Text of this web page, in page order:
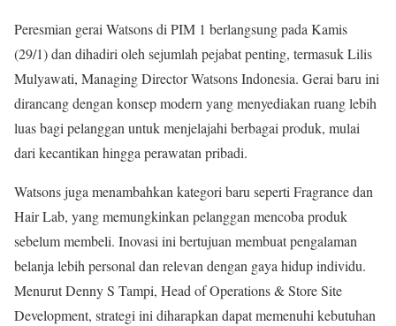
Peresmian gerai Watsons di PIM 1 berlangsung pada Kamis
(29/1) dan dihadiri oleh sejumlah pejabat penting, termasuk Lilis
Mulyawati, Managing Director Watsons Indonesia. Gerai baru ini
dirancang dengan konsep modern yang menyediakan ruang lebih
luas bagi pelanggan untuk menjelajahi berbagai produk, mulai
dari kecantikan hingga perawatan pribadi.
Watsons juga menambahkan kategori baru seperti Fragrance dan
Hair Lab, yang memungkinkan pelanggan mencoba produk
sebelum membeli. Inovasi ini bertujuan membuat pengalaman
belanja lebih personal dan relevan dengan gaya hidup individu.
Menurut Denny S Tampi, Head of Operations & Store Site
Development, strategi ini diharapkan dapat memenuhi kebutuhan